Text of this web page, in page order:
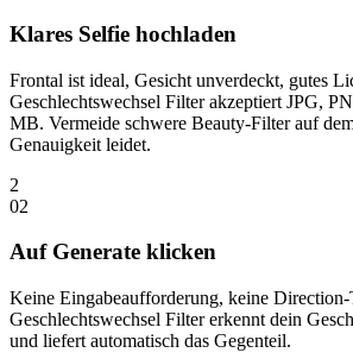
Klares Selfie hochladen
Frontal ist ideal, Gesicht unverdeckt, gutes
Geschlechtswechsel Filter akzeptiert JPG,
MB. Vermeide schwere Beauty-Filter auf
Genauigkeit leidet.
2
02
Auf Generate klicken
Keine Eingabeaufforderung, keine
Geschlechtswechsel Filter erkennt dein
und liefert automatisch das Gegenteil.